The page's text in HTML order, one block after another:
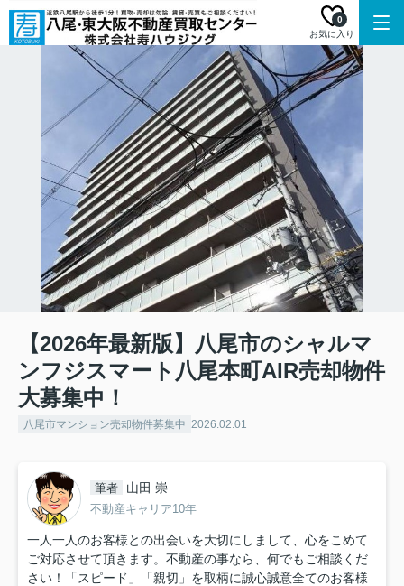
お気に入り
0
【2026年最新版】八尾市のシャルマ
ンフジスマート八尾本町AIR売却物件
大募集中！
八尾市マンション売却物件募集中 2026.02.01
筆者 山田 崇
不動産キャリア10年
一人一人のお客様との出会いを大切にしまして、心をこめて
ご対応させて頂きます。不動産の事なら、何でもご相談くだ
さい！「スピード」「親切」を取柄に誠心誠意全てのお客様